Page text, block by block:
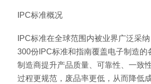
IPC标准概况
IPC标准在全球范围内被业界广泛采
300份IPC标准和指南覆盖电子制造的
制造商提升产品质量、可靠性、一致
过程更规范，废品率更低，从而降低